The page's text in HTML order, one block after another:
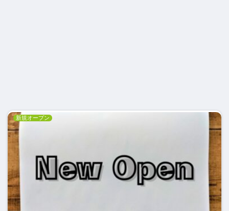
新規オープン